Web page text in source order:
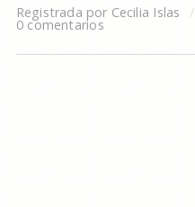
Registrada por Cecilia Islas
0 comentarios